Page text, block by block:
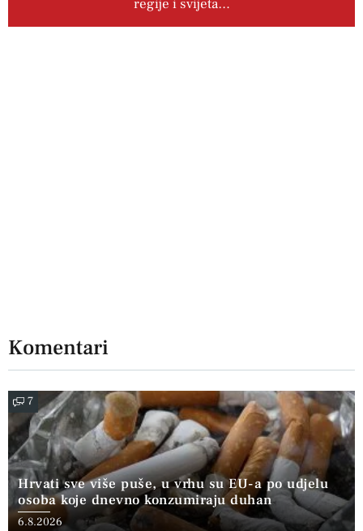
regije i svijeta…
Komentari
7
Hrvati sve više puše, u vrhu su EU-a po udjelu
osoba koje dnevno konzumiraju duhan
6.8.2026